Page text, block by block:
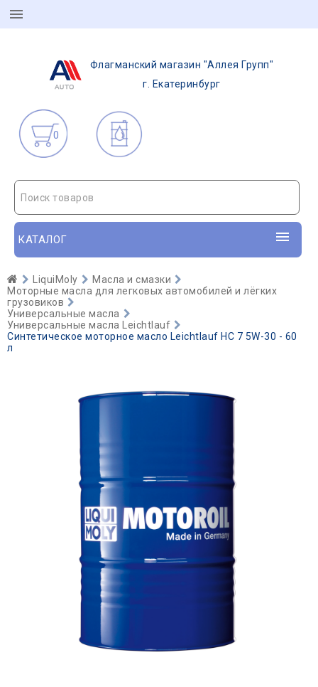
Флагманский магазин "Аллея Групп"
г. Екатеринбург
0
Поиск товаров
КАТАЛОГ
LiquiMoly
Масла и смазки
Моторные масла для легковых автомобилей и лёгких
грузовиков
Универсальные масла
Универсальные масла Leichtlauf
Синтетическое моторное масло Leichtlauf HC 7 5W-30 - 60
л